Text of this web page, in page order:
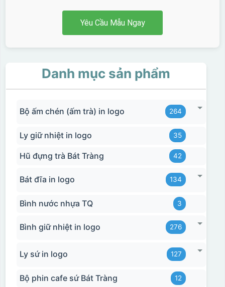
Yêu Cầu Mẫu Ngay
Danh mục sản phẩm
Bộ ấm chén (ấm trà) in logo 264
Ly giữ nhiệt in logo 35
Hũ đựng trà Bát Tràng 42
Bát đĩa in logo 134
Bình nước nhựa TQ 3
Bình giữ nhiệt in logo 276
Ly sứ in logo 127
Bộ phin cafe sứ Bát Tràng 12